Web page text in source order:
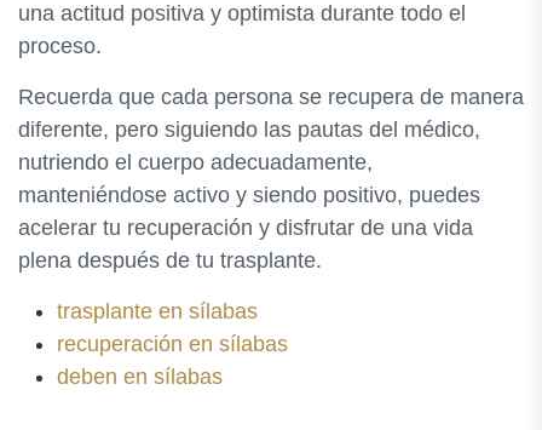
una actitud positiva y optimista durante todo el
proceso.
Recuerda que cada persona se recupera de manera
diferente, pero siguiendo las pautas del médico,
nutriendo el cuerpo adecuadamente,
manteniéndose activo y siendo positivo, puedes
acelerar tu recuperación y disfrutar de una vida
plena después de tu trasplante.
trasplante en sílabas
recuperación en sílabas
deben en sílabas